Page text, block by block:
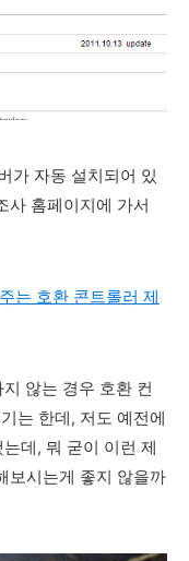
가 자동 설치되어 있
사 홈페이지에 가서
는 호환 콘트롤러 제
않는 경우 호환 컨
는 한데, 저도 예전에
데, 뭐 굳이 이런 제
보시는게 좋지 않을까